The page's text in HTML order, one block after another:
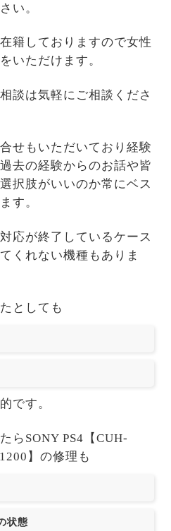
い。
籍しておりますので女性
いただけます。
談は気軽にご相談くださ
せもいただいており経験
去の経験からのお話や皆
択肢がいいのか常にベス
す。
応が終了しているケース
くれない機種もありま
としても
です。
らSONY PS4【CUH-
】の修理も
状態